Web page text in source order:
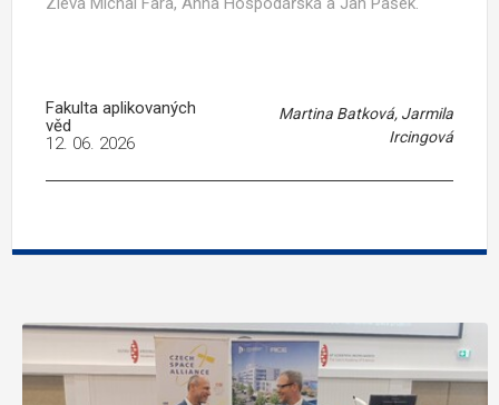
Fakulta aplikovaných
věd
Martina Batková, Jarmila
Ircingová
12. 06. 2026